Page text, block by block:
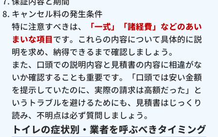
キャンセル料の発生条件
特に注意すべきは、
「一式」「諸経費」などのあい
まいな項目です。これらの内容について具体的に説
明を求め、納得できるまで確認しましょう。
また、口頭での説明内容と見積書の内容に相違がな
いか確認することも重要です。「口頭では安い金額
を提示していたのに、実際の請求は高額だった」と
いうトラブルを避けるためにも、見積書はじっくり
読み、不明点は必ず質問しましょう。
トイレの症状別・業者を呼ぶべきタイミング